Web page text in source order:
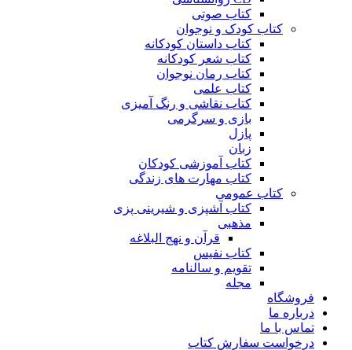
کتاب صوتی
کتاب کودک و نوجوان
کتاب داستان کودکانه
کتاب شعر کودکانه
کتاب رمان نوجوان
کتاب علمی
کتاب نقاشی و رنگ آمیزی
بازی و سرگرمی
پازل
زبان
کتاب آموزشی کودکان
کتاب مهارت های زندگی
کتاب عمومی
کتاب آشپزی و شیرینی پزی
مذهبی
قرآن و نهج البلاغه
کتاب نفیس
تقویم و سالنامه
مجله
فروشگاه
درباره ما
تماس با ما
درخواست سفارش کتاب